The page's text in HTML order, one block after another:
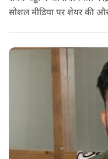
सोशल मीडिया पर शेयर की